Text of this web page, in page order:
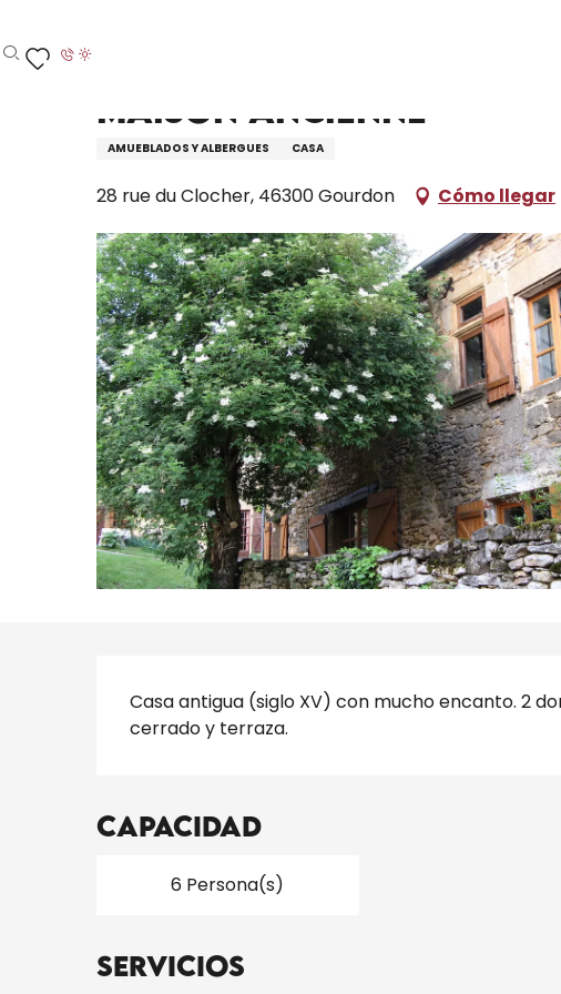
au
contenu
Buscar
Maison Ancienne
AMUEBLADOS Y ALBERGUES CASA
28 rue du Clocher, 46300 Gourdon Cómo llegar
Descripción
Casa antigua (siglo XV) con mucho encanto. 2
cerrado y terraza.
Capacidad
6 Persona(s)
Servicios